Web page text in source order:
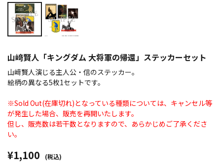
山﨑賢人「キングダム 大将軍の帰還」ステッカーセット
山﨑賢人演じる主人公・信のステッカー。
絵柄の異なる5枚1セットです。
※Sold Out(在庫切れ)となっている種類については、キャンセル等
が発生した場合、販売を再開いたします。
但し、販売数は若干数となりますので、あらかじめご了承くださ
い。
¥1,100 (税込)